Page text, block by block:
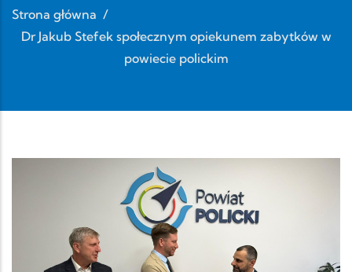
Strona główna /
Dr Jakub Stefek społecznym opiekunem zabytków w
powiecie polickim